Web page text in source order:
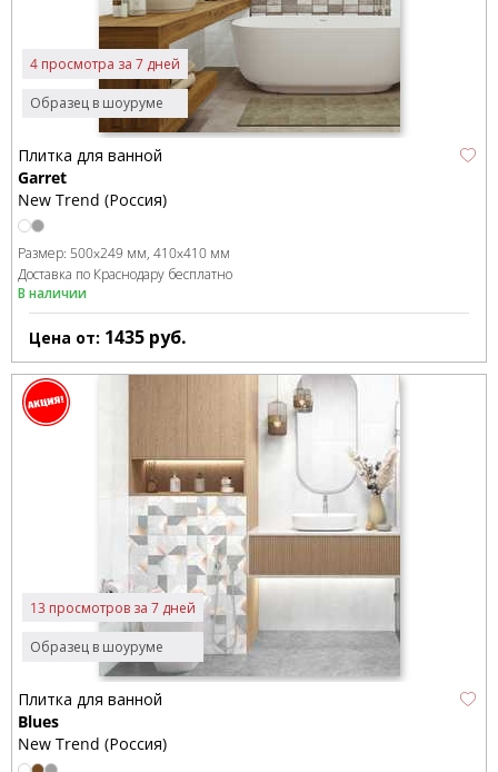
Образец в шоуруме
4 просмотра за 7 дней
Плитка для ванной
Garret
New Trend (Россия)
Размер: 500x249 мм 410x410 мм
Доставка по Краснодару бесплатно
В наличии
Цена от: 1435 руб.
Образец в шоуруме
13 просмотров за 7 дней
Плитка для ванной
Blues
New Trend (Россия)